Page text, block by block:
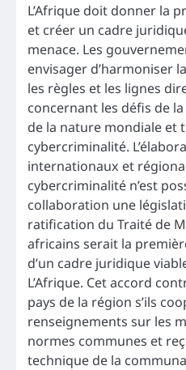
L’Afrique doit donner la
et créer un cadre
menace. Les
envisager d’harmoniser
les règles et les lignes
concernant les défis de
de la nature mondiale et
cybercriminalité.
internationaux et
cybercriminalité n’est
collaboration une
ratification du Traité de
africains serait la
d’un cadre juridique
L’Afrique. Cet accord
pays de la région s’ils
renseignements sur les
normes communes et
technique de la